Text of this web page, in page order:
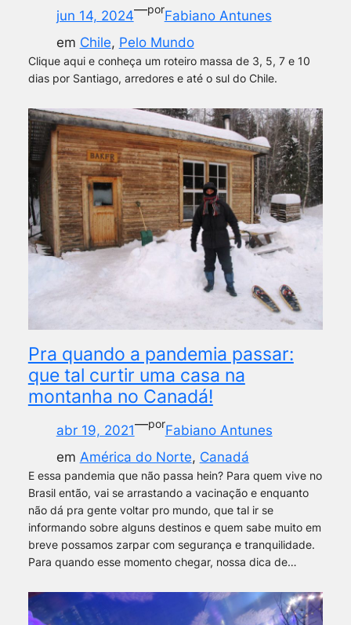
jun 14, 2024—porFabiano Antunes
em Chile, Pelo Mundo
Clique aqui e conheça um roteiro massa de 3, 5, 7 e 10
dias por Santiago, arredores e até o sul do Chile.
Pra quando a pandemia passar:
que tal curtir uma casa na
montanha no Canadá!
abr 19, 2021—porFabiano Antunes
em América do Norte, Canadá
E essa pandemia que não passa hein? Para quem vive no
Brasil então, vai se arrastando a vacinação e enquanto
não dá pra gente voltar pro mundo, que tal ir se
informando sobre alguns destinos e quem sabe muito em
breve possamos zarpar com segurança e tranquilidade.
Para quando esse momento chegar, nossa dica de…